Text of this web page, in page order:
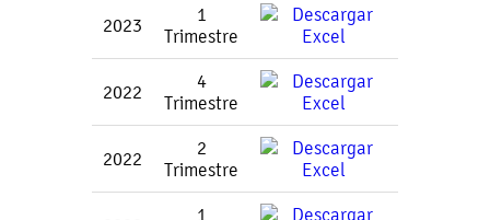
2023
1
Trimestre
2022
4
Trimestre
2022
2
Trimestre
1